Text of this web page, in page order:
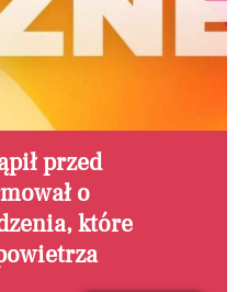
przed
o
które